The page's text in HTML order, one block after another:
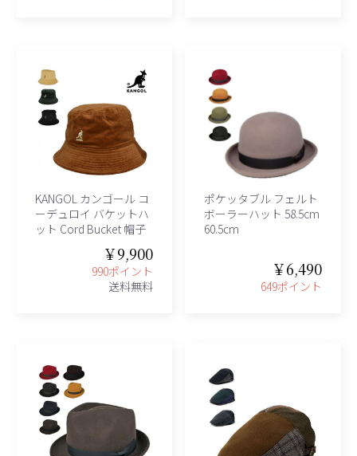
KANGOL カンゴール コ
ーデュロイ バケットハ
ット Cord Bucket 帽子
￥9,900
990ポイント
送料無料
ポケッタブル フェルト
ボーラーハット 58.5cm
60.5cm
￥6,490
649ポイント